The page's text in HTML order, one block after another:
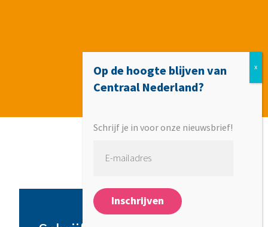
Op de hoogte blijven van
Centraal Nederland?
Schrijf je in voor onze nieuwsbrief!